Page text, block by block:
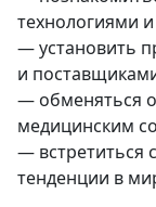
технологиями
— установить
и
— обменяться
медицинским
— встретиться
тенденции в